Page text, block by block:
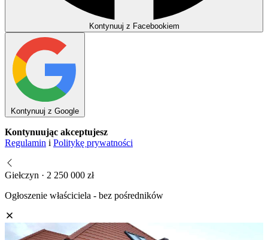
Kontynuuj z Facebookiem
Kontynuuj z Google
Kontynuując akceptujesz
Regulamin i Politykę prywatności
Giełczyn · 2 250 000 zł
Ogłoszenie właściciela - bez pośredników